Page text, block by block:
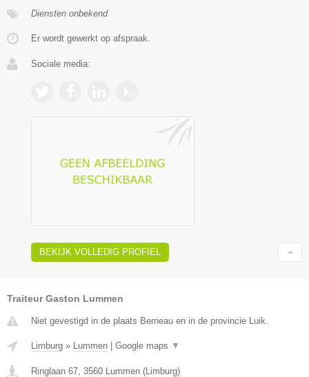
Diensten onbekend
Er wordt gewerkt op afspraak.
Sociale media:
BEKIJK VOLLEDIG PROFIEL
Traiteur Gaston Lummen
Niet gevestigd in de plaats Berneau en in de provincie Luik.
Limburg » Lummen | Google maps ▼
Ringlaan 67 3560 Lummen (Limburg)